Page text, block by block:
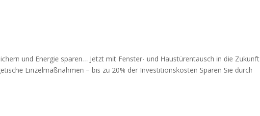
und Energie sparen… Jetzt mit Fenster- und Haustürentausch in die Zukunft
Einzelmaßnahmen – bis zu 20% der Investitionskosten Sparen Sie durch